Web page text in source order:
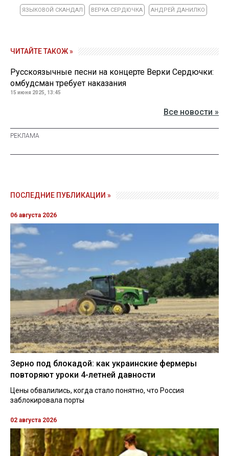
ЯЗЫКОВОЙ СКАНДАЛ ВЕРКА СЕРДЮЧКА АНДРЕЙ ДАНИЛКО
ЧИТАЙТЕ ТАКОЖ »
Русскоязычные песни на концерте Верки Сердючки:
омбудсман требует наказания
15 июня 2025, 13:45
Все новости »
ПОСЛЕДНИЕ ПУБЛИКАЦИИ »
06 августа 2026
Зерно под блокадой: как украинские фермеры
повторяют уроки 4-летней давности
Цены обвалились, когда стало понятно, что Россия
заблокировала порты
02 августа 2026